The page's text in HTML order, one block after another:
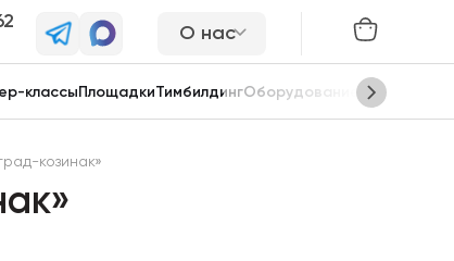
О нас
классы ПлощадкиТимбилдингОборудование Сцены
козинак»